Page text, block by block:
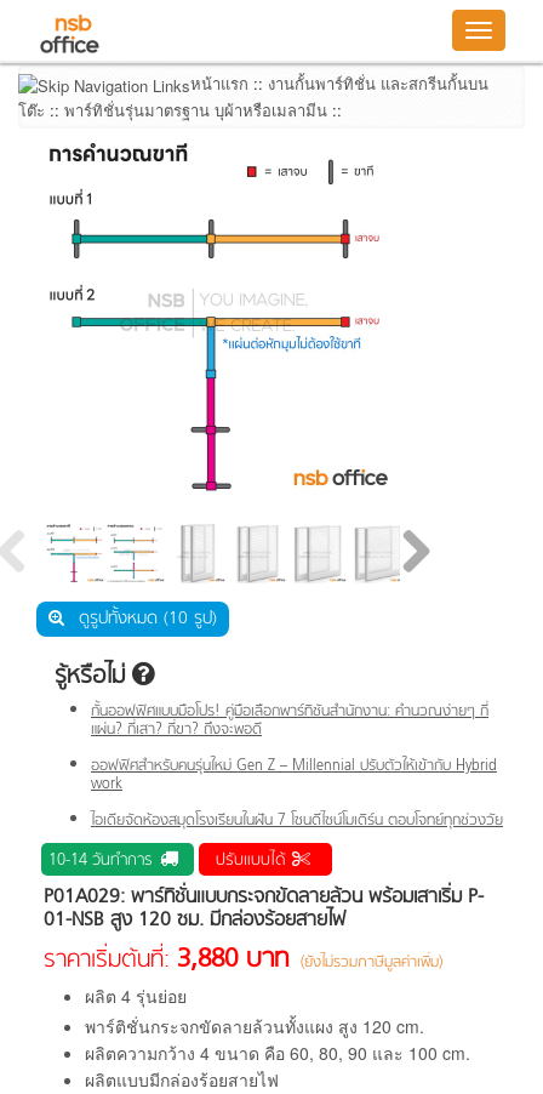
Toggle
หน้าแรก :: งานกั้นพาร์ทิชั่น และสกรีนกั้นบน
โต๊ะ :: พาร์ทิชั่นรุ่นมาตรฐาน บุผ้าหรือเมลามีน ::
ดูรูปทั้งหมด (10 รูป)
รู้หรือไม่
กั้นออฟฟิศแบบมือโปร! คู่มือเลือกพาร์ทิชันสำนักงาน: คำนวณง่ายๆ กี่
แผ่น? กี่เสา? กี่ขา? ถึงจะพอดี
ออฟฟิศสำหรับคนรุ่นใหม่ Gen Z – Millennial ปรับตัวให้เข้ากับ Hybrid
work
ไอเดียจัดห้องสมุดโรงเรียนในฝัน 7 โซนดีไซน์โมเดิร์น ตอบโจทย์ทุกช่วงวัย
10-14 วันทำการ ปรับแบบได้
P01A029: พาร์ทิชั่นแบบกระจกขัดลายล้วน พร้อมเสาเริ่ม P-
01-NSB สูง 120 ซม. มีกล่องร้อยสายไฟ
ราคาเริ่มต้นที่: 3,880 บาท (ยังไม่รวมภาษีมูลค่าเพิ่ม)
ผลิต 4 รุ่นย่อย
พาร์ติชั่นกระจกขัดลายล้วนทั้งแผง สูง 120 cm.
ผลิตความกว้าง 4 ขนาด คือ 60, 80, 90 และ 100 cm.
ผลิตแบบมีกล่องร้อยสายไฟ